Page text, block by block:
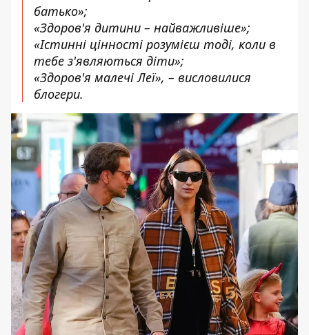
батько»;
«Здоров'я дитини – найважливіше»;
«Істинні цінності розумієш тоді, коли в
тебе з'являються діти»;
«Здоров'я малечі Леї», – висловилися
блогери.